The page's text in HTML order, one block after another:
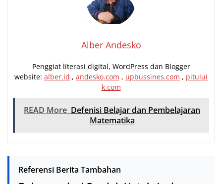
Alber Andesko
Penggiat literasi digital, WordPress dan Blogger
website: alber.id , andesko.com , upbussines.com , pitului
k.com
READ More Defenisi Belajar dan Pembelajaran
Matematika
Referensi Berita Tambahan